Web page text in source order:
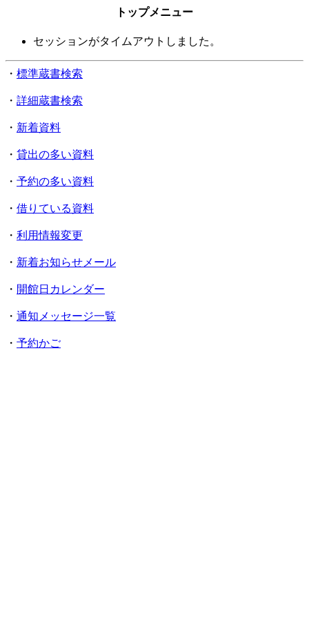
トップメニュー
セッションがタイムアウトしました。
・ 標準蔵書検索
・ 詳細蔵書検索
・ 新着資料
・ 貸出の多い資料
・ 予約の多い資料
・ 借りている資料
・ 利用情報変更
・ 新着お知らせメール
・ 開館日カレンダー
・ 通知メッセージ一覧
・ 予約かご